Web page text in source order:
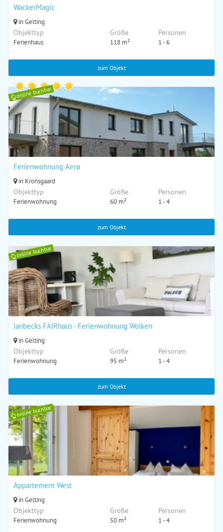
WackerMagic
in Gelting
Objekttyp
Ferienhaus
Größe
118 m²
Personen
1 - 6
zum Objekt
online buchbar
Ferienwohnung Aerø
in Kronsgaard
Objekttyp
Ferienwohnung
Größe
60 m²
Personen
1 - 4
zum Objekt
online buchbar
Janbecks FAIRhaus - Ferienwohnung Wolken
in Gelting
Objekttyp
Ferienwohnung
Größe
95 m²
Personen
1 - 4
zum Objekt
online buchbar
Appartement West
in Gelting
Objekttyp
Ferienwohnung
Größe
50 m²
Personen
1 - 4